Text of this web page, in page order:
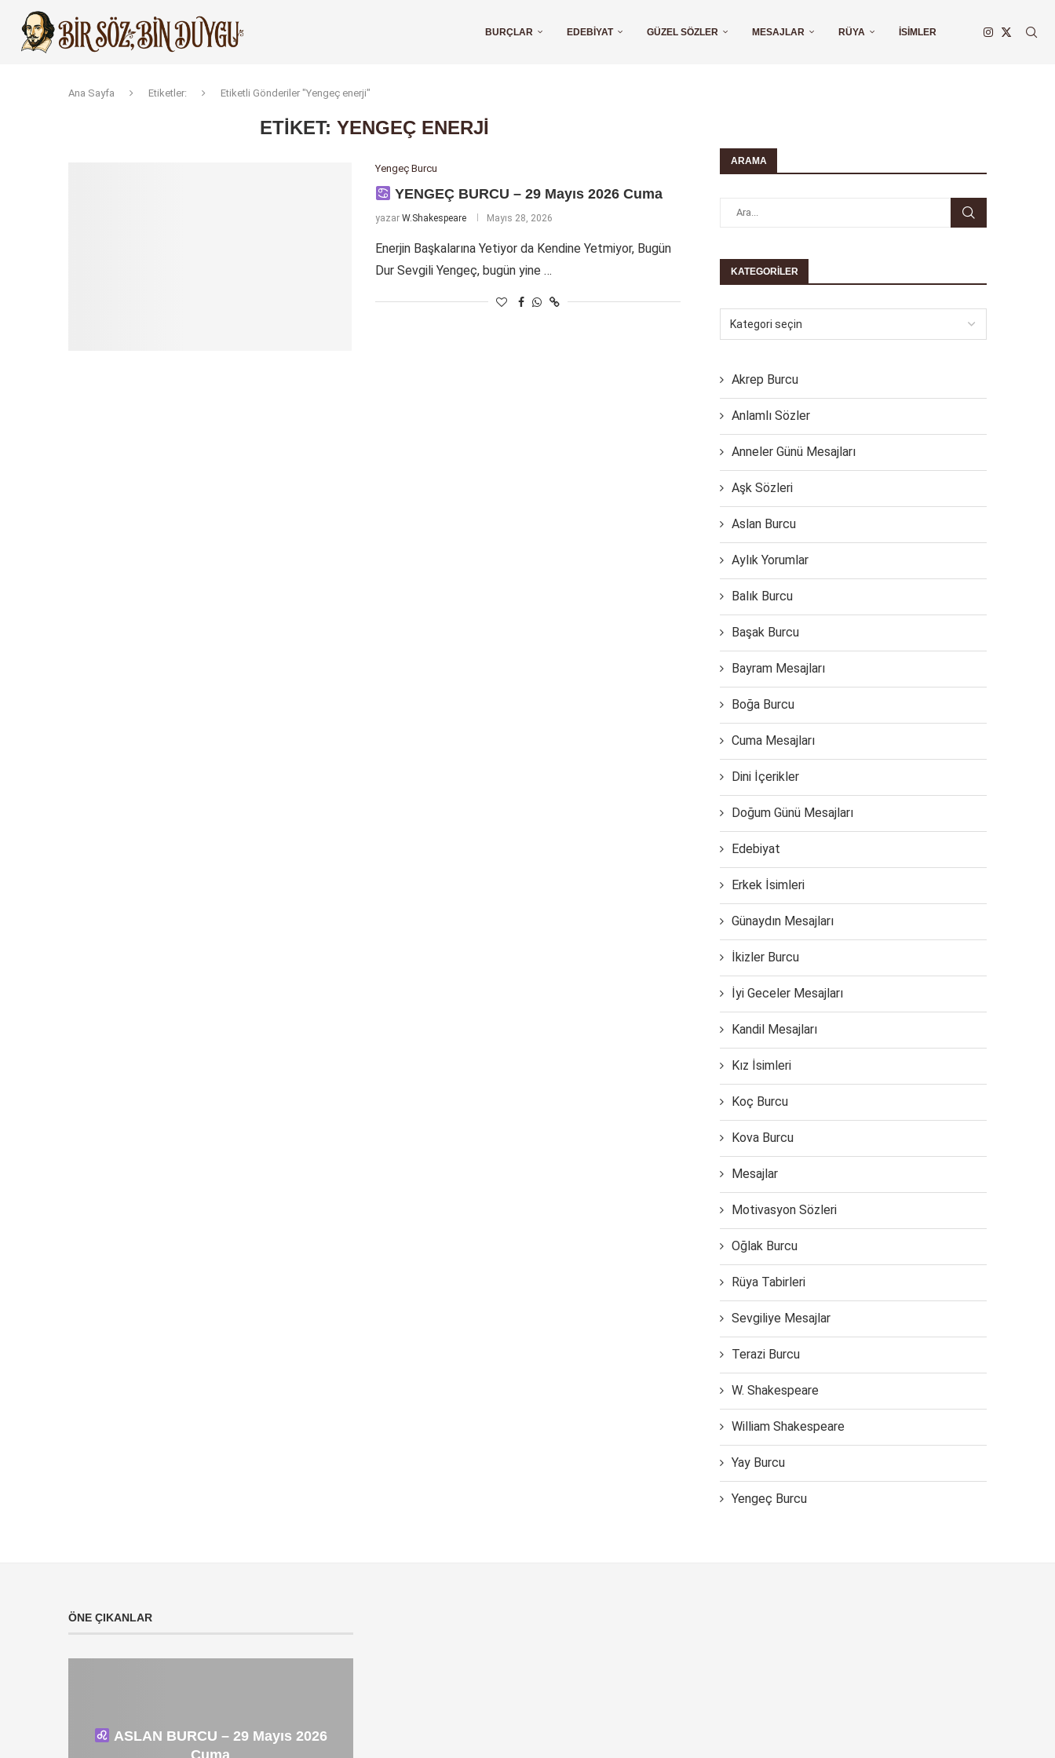
BURÇLAR EDEBIYAT GÜZEL SÖZLER MESAJLAR RÜYA İSIMLER
Ana Sayfa Etiketler: Etiketli Gönderiler "Yengeç enerji"
ETIKET: YENGEÇ ENERJI
Yengeç Burcu
YENGEÇ BURCU – 29 Mayıs 2026 Cuma
yazar W.Shakespeare Mayıs 28, 2026
Enerjin Başkalarına Yetiyor da Kendine Yetmiyor, Bugün
Dur Sevgili Yengeç, bugün yine …
ARAMA
KATEGORILER
Akrep Burcu
Anlamlı Sözler
Anneler Günü Mesajları
Aşk Sözleri
Aslan Burcu
Aylık Yorumlar
Balık Burcu
Başak Burcu
Bayram Mesajları
Boğa Burcu
Cuma Mesajları
Dini İçerikler
Doğum Günü Mesajları
Edebiyat
Erkek İsimleri
Günaydın Mesajları
İkizler Burcu
İyi Geceler Mesajları
Kandil Mesajları
Kız İsimleri
Koç Burcu
Kova Burcu
Mesajlar
Motivasyon Sözleri
Oğlak Burcu
Rüya Tabirleri
Sevgiliye Mesajlar
Terazi Burcu
W. Shakespeare
William Shakespeare
Yay Burcu
Yengeç Burcu
ÖNE ÇIKANLAR
ASLAN BURCU – 29 Mayıs 2026
Cuma